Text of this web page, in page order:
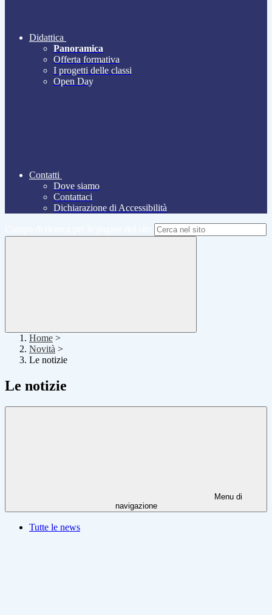
Didattica
Panoramica
Offerta formativa
I progetti delle classi
Open Day
Contatti
Dove siamo
Contattaci
Dichiarazione di Accessibilità
Home >
Novità >
Le notizie
Le notizie
Menu di
navigazione
Tutte le news